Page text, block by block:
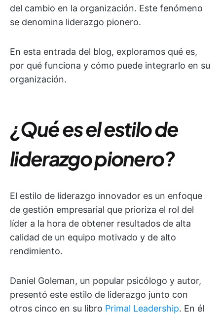
del cambio en la organización. Este fenómeno
se denomina liderazgo pionero.
En esta entrada del blog, exploramos qué es,
por qué funciona y cómo puede integrarlo en su
organización.
¿Qué es el estilo de
liderazgo pionero?
El estilo de liderazgo innovador es un enfoque
de gestión empresarial que prioriza el rol del
líder a la hora de obtener resultados de alta
calidad de un equipo motivado y de alto
rendimiento.
Daniel Goleman, un popular psicólogo y autor,
presentó este estilo de liderazgo junto con
otros cinco en su libro Primal Leadership. En él